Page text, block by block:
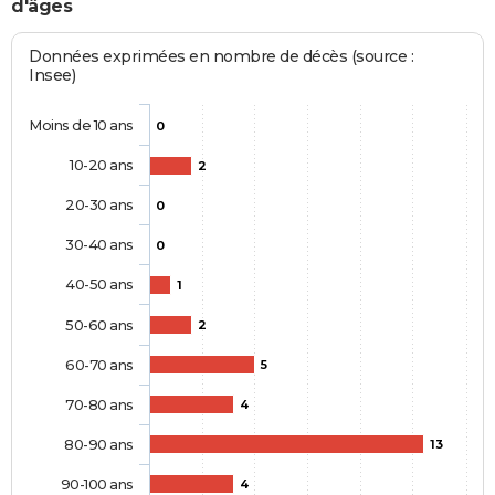
d'âges
Données exprimées en nombre de décès (source :
Insee)
0
2
0
0
1
2
5
4
13
4
Moins de 10 ans
10-20 ans
20-30 ans
30-40 ans
40-50 ans
50-60 ans
60-70 ans
70-80 ans
80-90 ans
90-100 ans